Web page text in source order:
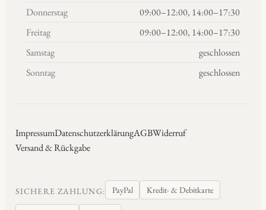
Donnerstag
09:00–12:00, 14:00–17:30
Freitag
09:00–12:00, 14:00–17:30
Samstag
geschlossen
Sonntag
geschlossen
ImpressumDatenschutzerklärungAGBWiderruf
Versand & Rückgabe
SICHERE ZAHLUNG: PayPal Kredit- & Debitkarte